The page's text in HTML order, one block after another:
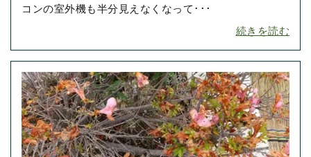
コンの室外機も半分見えなくなって･･･
続きを読む